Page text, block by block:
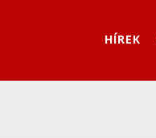
HÍREK